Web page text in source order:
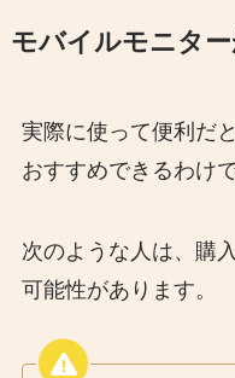
モバイルモニタ
実際に使って便利だ
おすすめできるわけ
次のような人は、購
可能性があります。